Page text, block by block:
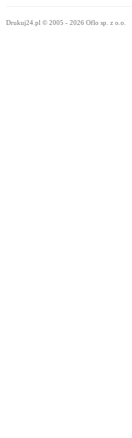
Drukuj24.pl © 2005 - 2026 Oflo sp. z o.o.